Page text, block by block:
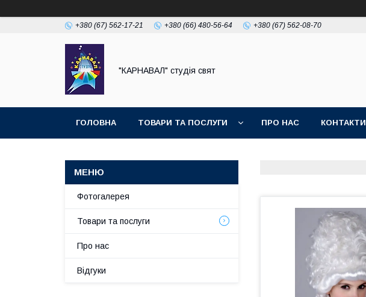
+380 (67) 562-17-21 +380 (66) 480-56-64 +380 (67) 562-08-70
"КАРНАВАЛ" студія свят
ГОЛОВНА ТОВАРИ ТА ПОСЛУГИ ПРО НАС КОНТАКТИ
Фотогалерея
Товари та послуги
Про нас
Відгуки